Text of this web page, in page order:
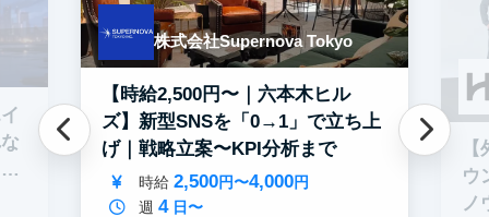
株式会社Supernova Tokyo
【時給2,500円〜｜六本木ヒル
ズ】新型SNSを「0→1」で立ち上
げ｜戦略立案〜KPI分析まで
時給 2,500円〜4,000円
週 4日〜
ウ
ノ